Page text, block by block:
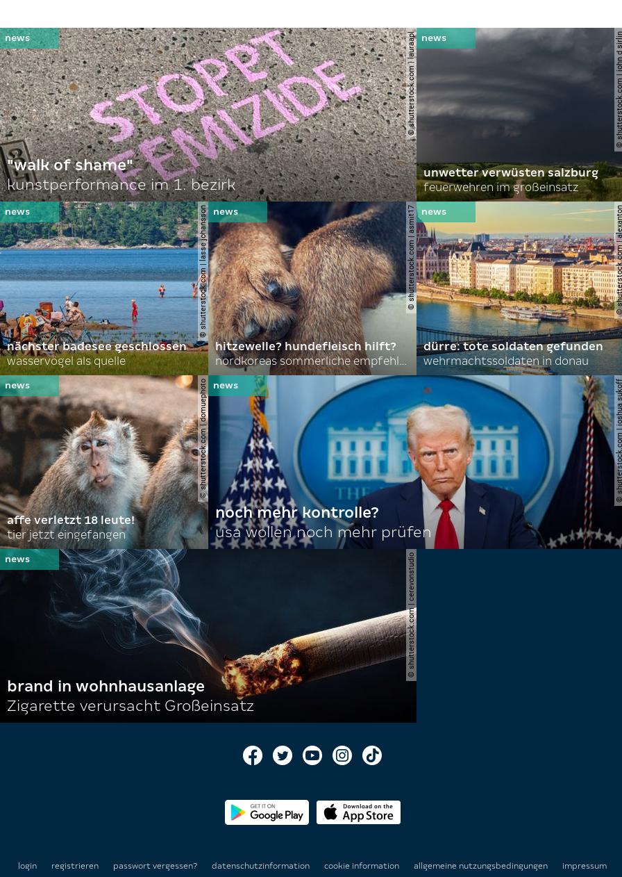
© shutterstock.com | lauraapl
"walk of shame"
kunstperformance im 1. bezirk
©
unwetter verwüsten salzburg
feuerwehren im großeinsatz
© shutterstock.com | lasse johansson
nächster badesee geschlossen
wasservögel als quelle
© shutterstock.com | asmit17
hitzewelle? hundefleisch hilft?
nordkoreas sommerliche empfehlungen
©
dürre: tote soldaten gefunden
wehrmachtssoldaten in donau
© shutterstock.com | domuephoto
affe verletzt 18 leute!
tier jetzt eingefangen
©
noch mehr kontrolle?
usa wollen noch mehr prüfen
© shutterstock.com | cerevonstudio
brand in wohnhausanlage
Zigarette verursacht Großeinsatz
login registrieren passwort vergessen? datenschutzinformation cookie information allgemeine nutzungsbedingungen
impressum